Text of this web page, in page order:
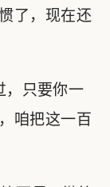
了，现在还
只要你一
咱把这一百